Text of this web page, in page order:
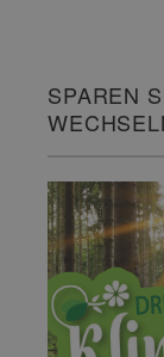
SPAREN